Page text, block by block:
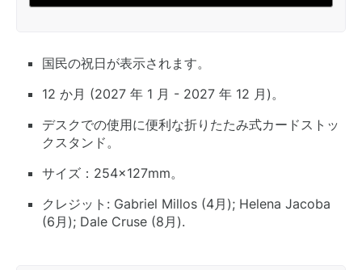
国民の祝日が表示されます。
12 か月 (2027 年 1 月 - 2027 年 12 月)。
デスクでの使用に便利な折りたたみ式カードストッ
クスタンド。
サイズ：254×127mm。
クレジット: Gabriel Millos (4月); Helena Jacoba
(6月); Dale Cruse (8月).